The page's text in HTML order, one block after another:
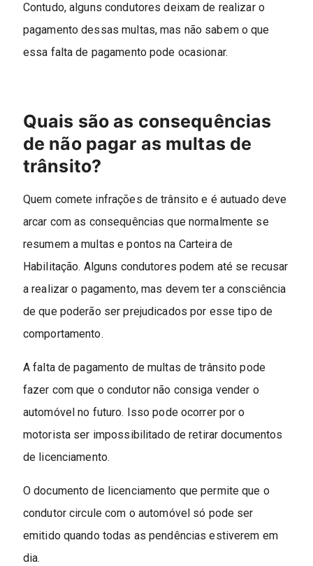
Contudo, alguns condutores deixam de realizar o
pagamento dessas multas, mas não sabem o que
essa falta de pagamento pode ocasionar.
Quais são as consequências
de não pagar as multas de
trânsito?
Quem comete infrações de trânsito e é autuado deve
arcar com as consequências que normalmente se
resumem a multas e pontos na Carteira de
Habilitação. Alguns condutores podem até se recusar
a realizar o pagamento, mas devem ter a consciência
de que poderão ser prejudicados por esse tipo de
comportamento.
A falta de pagamento de multas de trânsito pode
fazer com que o condutor não consiga vender o
automóvel no futuro. Isso pode ocorrer por o
motorista ser impossibilitado de retirar documentos
de licenciamento.
O documento de licenciamento que permite que o
condutor circule com o automóvel só pode ser
emitido quando todas as pendências estiverem em
dia.